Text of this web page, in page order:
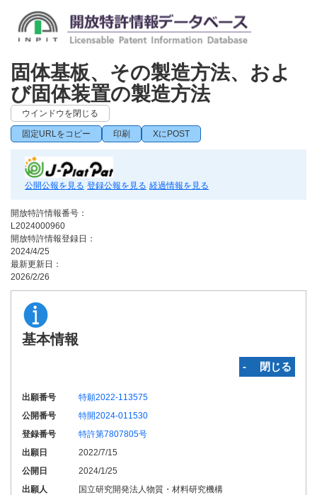
固体基板、その製造方法、およ
び固体装置の製造方法
ウインドウを閉じる
固定URLをコピー 印刷 XにPOST
公開公報を見る 登録公報を見る 経過情報を見る
開放特許情報番号：
L2024000960
開放特許情報登録日：
2024/4/25
最新更新日：
2026/2/26
基本情報
‐ 閉じる
出願番号
特願2022-113575
公開番号
特開2024-011530
登録番号
特許第7807805号
出願日
2022/7/15
公開日
2024/1/25
出願人
国立研究開発法人物質・材料研究機構